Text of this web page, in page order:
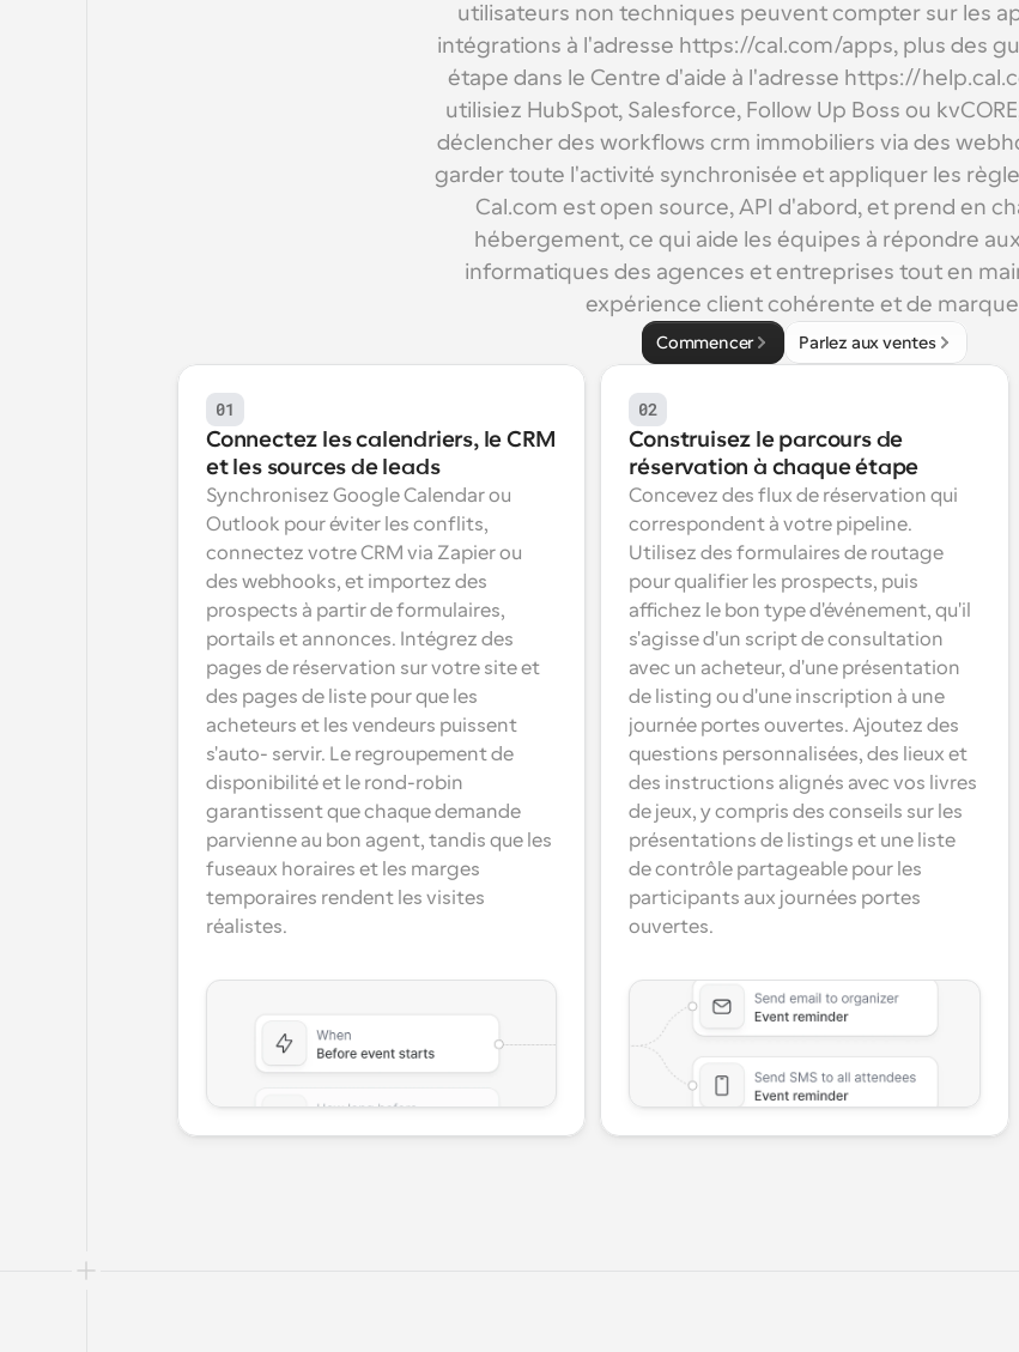
utilisateurs non techniques peuvent compter sur les
intégrations à l'adresse https://cal.com/apps, plus des
étape dans le Centre d'aide à l'adresse https://
utilisiez HubSpot, Salesforce, Follow Up Boss ou
déclencher des workflows crm immobiliers via des
garder toute l'activité synchronisée et appliquer les
Cal.com est open source, API d'abord, et prend en
hébergement, ce qui aide les équipes à répondre
informatiques des agences et entreprises tout en
expérience client cohérente et de
Commencer Parlez aux ventes
01
Connectez les calendriers, le CRM
et les sources de leads
Synchronisez Google Calendar ou
Outlook pour éviter les conflits,
connectez votre CRM via Zapier ou
des webhooks, et importez des
prospects à partir de formulaires,
portails et annonces. Intégrez des
pages de réservation sur votre site et
des pages de liste pour que les
acheteurs et les vendeurs puissent
s'auto- servir. Le regroupement de
disponibilité et le rond-robin
garantissent que chaque demande
parvienne au bon agent, tandis que les
fuseaux horaires et les marges
temporaires rendent les visites
réalistes.
02
Construisez le parcours de
réservation à chaque étape
Concevez des flux de réservation qui
correspondent à votre pipeline.
Utilisez des formulaires de routage
pour qualifier les prospects, puis
affichez le bon type d'événement, qu'il
s'agisse d'un script de consultation
avec un acheteur, d'une présentation
de listing ou d'une inscription à une
journée portes ouvertes. Ajoutez des
questions personnalisées, des lieux et
des instructions alignés avec vos livres
de jeux, y compris des conseils sur les
présentations de listings et une liste
de contrôle partageable pour les
participants aux journées portes
ouvertes.